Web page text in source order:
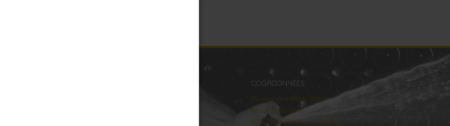
COORDONNÉES
Champagne RENE JOLLY
10 rue de la gare
10110 LANDREVILLE - FRANCE